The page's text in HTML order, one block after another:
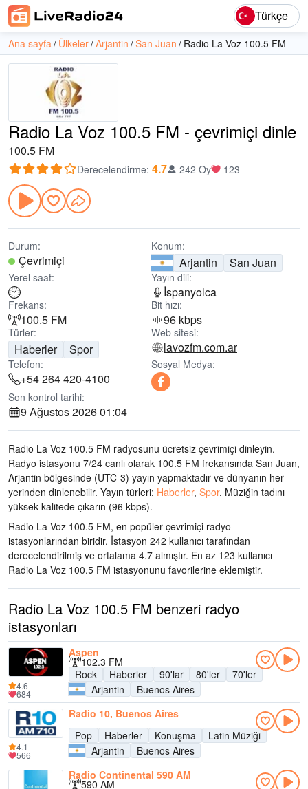
Türkçe
Ana sayfa Ülkeler Arjantin San Juan Radio La Voz 100.5 FM
Radio La Voz 100.5 FM - çevrimiçi dinle
100.5 FM
Derecelendirme: 4.7 242 Oy 123
Durum:
Çevrimiçi
Konum:
Arjantin San Juan
Yerel saat: Yayın dili:
İspanyolca
Frekans:
100.5 FM
Bit hızı:
96 kbps
Türler:
Haberler Spor
Web sitesi:
lavozfm.com.ar
Telefon:
+54 264 420-4100
Sosyal Medya:
Son kontrol tarihi:
9 Ağustos 2026 01:04
Radio La Voz 100.5 FM radyosunu ücretsiz çevrimiçi dinleyin.
Radyo istasyonu 7/24 canlı olarak 100.5 FM frekansında San Juan,
Arjantin bölgesinde (UTC-3) yayın yapmaktadır ve dünyanın her
yerinden dinlenebilir. Yayın türleri: Haberler, Spor. Müziğin tadını
yüksek kalitede çıkarın (96 kbps).
Radio La Voz 100.5 FM, en popüler çevrimiçi radyo
istasyonlarından biridir. İstasyon 242 kullanıcı tarafından
derecelendirilmiş ve ortalama 4.7 almıştır. En az 123 kullanıcı
Radio La Voz 100.5 FM istasyonunu favorilerine eklemiştir.
Radio La Voz 100.5 FM benzeri radyo
istasyonları
Aspen
102.3 FM
Rock
Haberler 90'lar 80'ler
70'ler
Arjantin
Buenos Aires
4.6
684
Radio 10, Buenos Aires
Pop
Haberler Konuşma
Latin Müziği
Arjantin
Buenos Aires
4.1
566
Radio Continental 590 AM
590 AM